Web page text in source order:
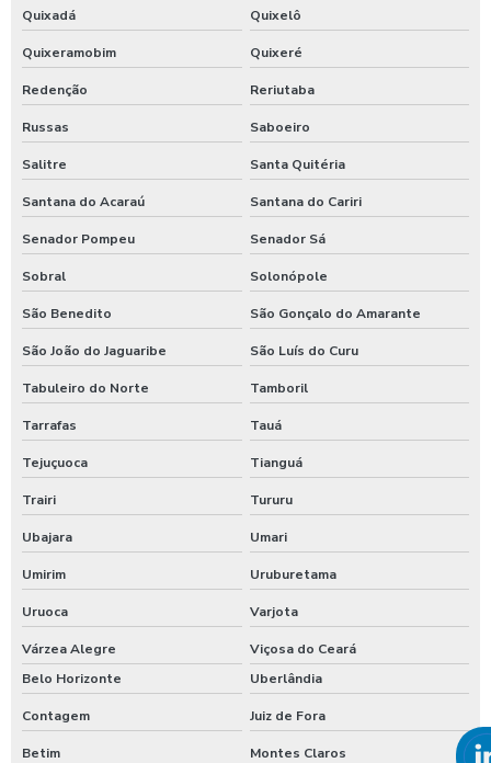
Quixadá Quixelô
Quixeramobim Quixeré
Redenção Reriutaba
Russas Saboeiro
Salitre Santa Quitéria
Santana do Acaraú Santana do Cariri
Senador Pompeu Senador Sá
Sobral Solonópole
São Benedito São Gonçalo do Amarante
São João do Jaguaribe São Luís do Curu
Tabuleiro do Norte Tamboril
Tarrafas Tauá
Tejuçuoca Tianguá
Trairi Tururu
Ubajara Umari
Umirim Uruburetama
Uruoca Varjota
Várzea Alegre
Viçosa do Ceará
Belo Horizonte
Uberlândia
Contagem Juiz de Fora
Betim Montes Claros